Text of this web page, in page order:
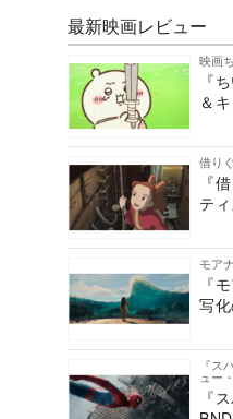
最新映画レビュー
映画
『
＆
借り
『
テ
モア
『
写
『ス
ュー
『